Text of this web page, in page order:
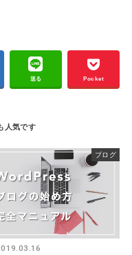
送る Pocket
ブログ